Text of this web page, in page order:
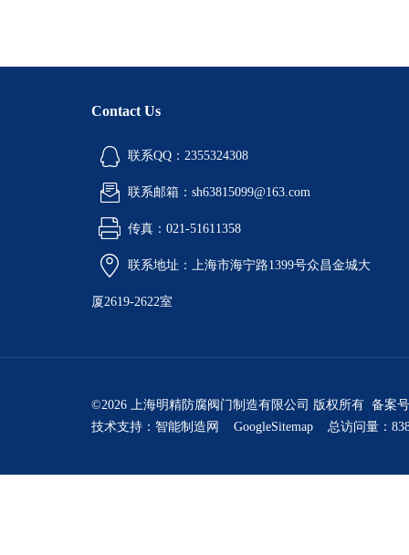
Contact Us
联系QQ：2355324308
联系邮箱：sh63815099@163.com
传真：021-51611358
联系地址：上海市海宁路1399号众昌金城大
厦2619-2622室
©2026 上海明精防腐阀门制造有限公司 版权所有 备案
技术支持： 智能制造网 GoogleSitemap 总访问量：